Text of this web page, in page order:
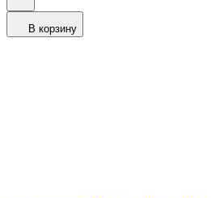
В корзину